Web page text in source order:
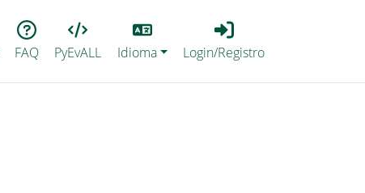
FAQ PyEvALL
Lang
Idioma
Login_Registro
Login/Registro